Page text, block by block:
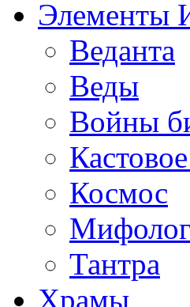
Элементы
Веданта
Веды
Войны
Космос
Тантра
Храмы